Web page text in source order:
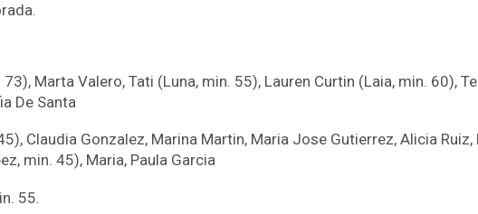
Marta Valero, Tati (Luna, min. 55), Lauren Curtin (Laia, min. 60),
De Santa
Claudia Gonzalez, Marina Martin, Maria Jose Gutierrez, Alicia Ruiz,
min. 45), Maria, Paula Garcia
55.